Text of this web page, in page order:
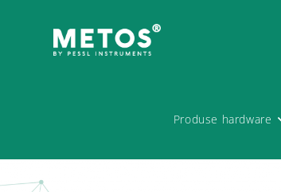
Produse hardware